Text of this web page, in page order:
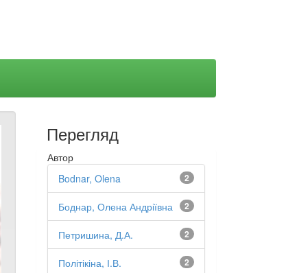
Перегляд
Автор
2
Bodnar, Olena
2
Боднар, Олена Андріївна
2
Петришина, Д.А.
2
Політікіна, І.В.